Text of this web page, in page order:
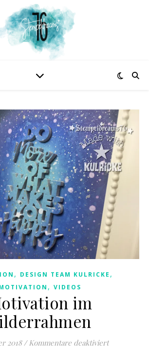
, DESIGN TEAM KULRICKE ,
, VIDEOS
im
2018 / Kommentare deaktiviertfür